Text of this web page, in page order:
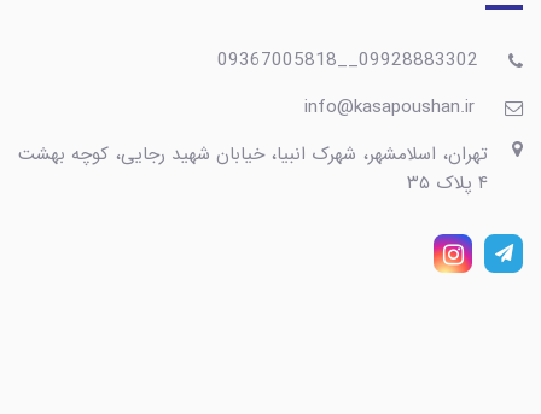
تهران، اسلامشهر، شهرک انبیا، خیابان شهید رجایی، کوچه بهشت
۴ پلاک ۳۵